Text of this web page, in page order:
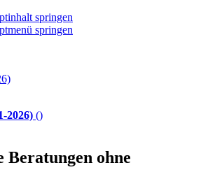
springen
springen
2026) ()
Beratungen ohne